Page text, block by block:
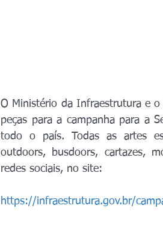
O Ministério da Infraestrutura e
peças para a campanha para a
todo o país. Todas as artes
outdoors, busdoors, cartazes,
redes sociais, no site:
https://infraestrutura.gov.br/